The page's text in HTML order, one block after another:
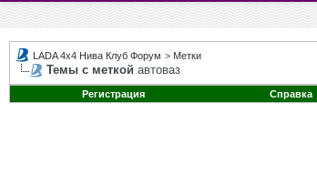
LADA 4x4 Нива Клуб Форум > Метки
Темы с меткой автоваз
Регистрация
Справка